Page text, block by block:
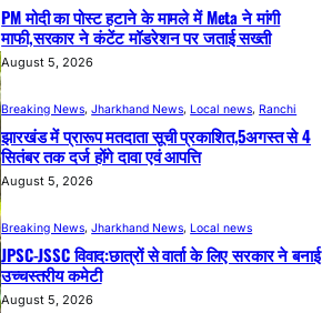
PM मोदी का पोस्ट हटाने के मामले में Meta ने मांगी
माफी,सरकार ने कंटेंट मॉडरेशन पर जताई सख्ती
August 5, 2026
Breaking News, Jharkhand News, Local news, Ranchi
झारखंड में प्रारूप मतदाता सूची प्रकाशित,5अगस्त से 4
सितंबर तक दर्ज होंगे दावा एवं आपत्ति
August 5, 2026
Breaking News, Jharkhand News, Local news
JPSC-JSSC विवाद:छात्रों से वार्ता के लिए सरकार ने बनाई
उच्चस्तरीय कमेटी
August 5, 2026